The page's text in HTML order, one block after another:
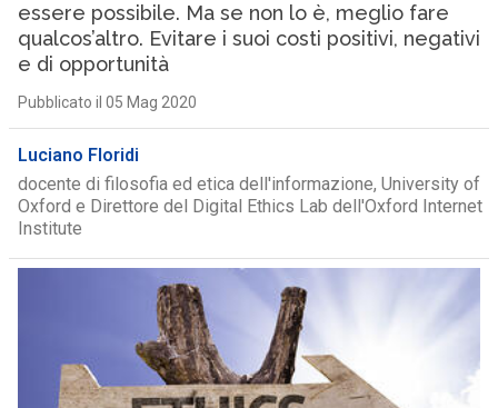
essere possibile. Ma se non lo è, meglio fare
qualcos’altro. Evitare i suoi costi positivi, negativi
e di opportunità
Pubblicato il 05 Mag 2020
Luciano Floridi
docente di filosofia ed etica dell'informazione, University of
Oxford e Direttore del Digital Ethics Lab dell'Oxford Internet
Institute